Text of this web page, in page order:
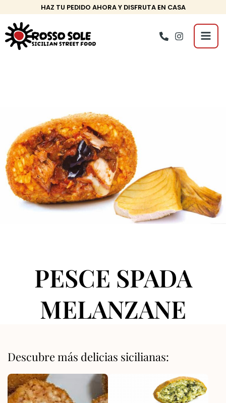
al
contenido
HAZ TU PEDIDO AHORA Y DISFRUTA EN CASA
PESCE SPADA
MELANZANE
Descubre más delicias sicilianas:
Navegación
de
entradas